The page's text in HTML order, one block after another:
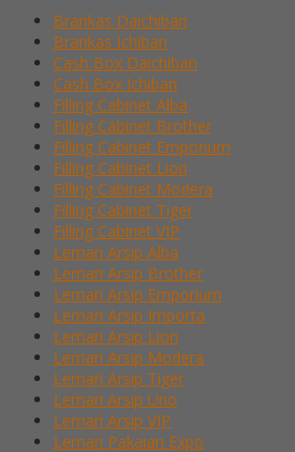
Brankas Daichiban
Brankas Ichiban
Cash Box Daichiban
Cash Box Ichiban
Filling Cabinet Alba
Filling Cabinet Brother
Filling Cabinet Emporium
Filling Cabinet Lion
Filling Cabinet Modera
Filling Cabinet Tiger
Filling Cabinet VIP
Lemari Arsip Alba
Lemari Arsip Brother
Lemari Arsip Emporium
Lemari Arsip Importa
Lemari Arsip Lion
Lemari Arsip Modera
Lemari Arsip Tiger
Lemari Arsip Uno
Lemari Arsip VIP
Lemari Pakaian Expo